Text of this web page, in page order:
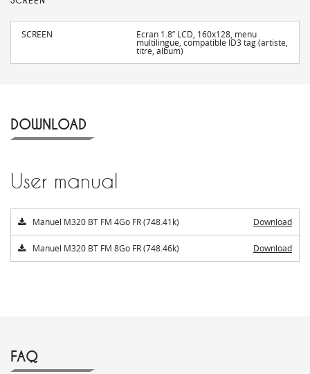
SCREEN Ecran 1.8’’ LCD, 160x128, menu
multilingue, compatible ID3 tag (artiste,
titre, album)
DOWNLOAD
User manual
Manuel M320 BT FM 4Go FR (748.41k) Download
Manuel M320 BT FM 8Go FR (748.46k) Download
FAQ